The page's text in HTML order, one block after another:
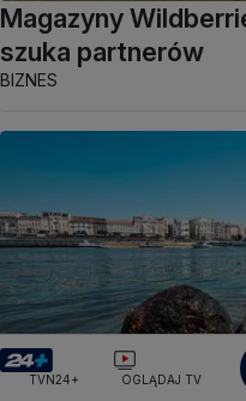
Magazyny
szuka partnerów
BIZNES
TVN24+ OGLĄDAJ TV